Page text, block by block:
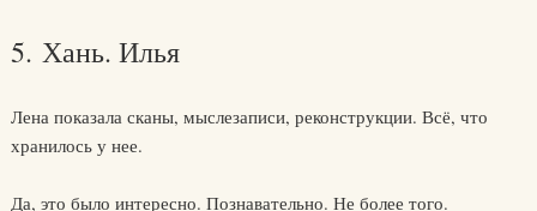
5. Хань. Илья
Лена показала сканы, мыслезаписи, реконструкции. Всё, что
хранилось у нее.
Да, это было интересно. Познавательно. Не более того.